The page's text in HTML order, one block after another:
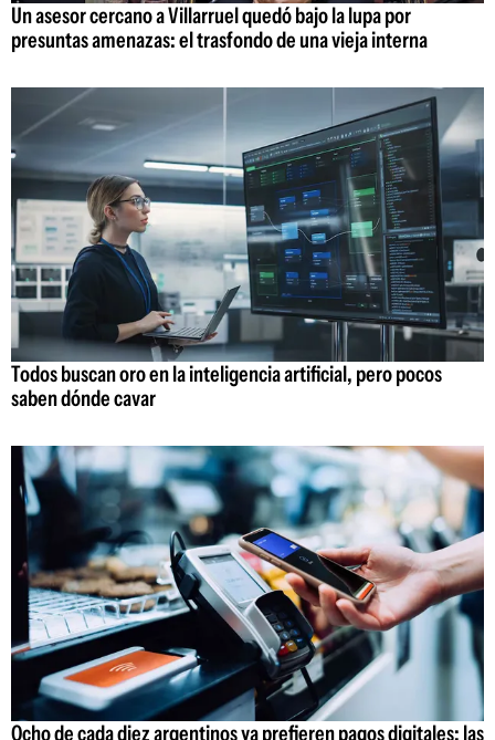
Un asesor cercano a Villarruel quedó bajo la lupa por
presuntas amenazas: el trasfondo de una vieja interna
Todos buscan oro en la inteligencia artificial, pero pocos
saben dónde cavar
Ocho de cada diez argentinos ya prefieren pagos digitales: las